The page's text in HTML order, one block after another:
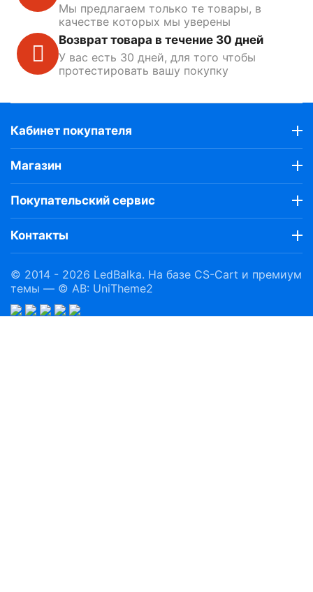
Мы предлагаем только те товары, в
качестве которых мы уверены
Возврат товара в течение 30 дней
У вас есть 30 дней, для того чтобы
протестировать вашу покупку
Кабинет покупателя
Магазин
Покупательский сервис
Контакты
© 2014 - 2026 LedBalka. На базе CS-Cart и премиум
темы — © AB: UniTheme2